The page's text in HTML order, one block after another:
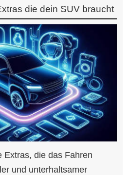
die dein SUV braucht
Extras, die das Fahren
und unterhaltsamer